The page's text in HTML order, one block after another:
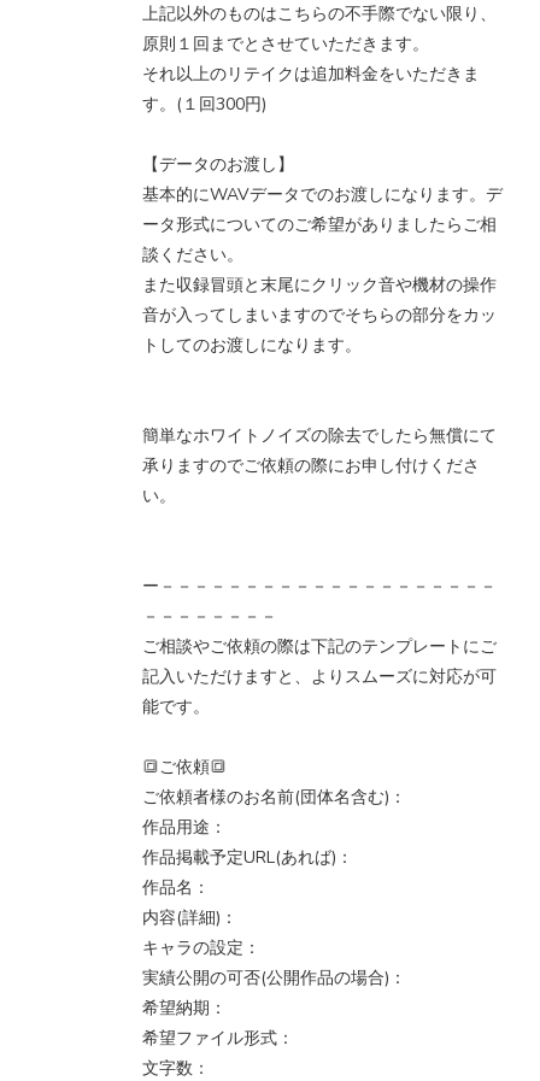
上記以外のものはこちらの不手際でない限り、
原則１回までとさせていただきます。
それ以上のリテイクは追加料金をいただきま
す。(１回300円)
【データのお渡し】
基本的にWAVデータでのお渡しになります。デ
ータ形式についてのご希望がありましたらご相
談ください。
また収録冒頭と末尾にクリック音や機材の操作
音が入ってしまいますのでそちらの部分をカッ
トしてのお渡しになります。
簡単なホワイトノイズの除去でしたら無償にて
承りますのでご依頼の際にお申し付けくださ
い。
ー－－－－－－－－－－－－－－－－－－－－
－－－－－－－－
ご相談やご依頼の際は下記のテンプレートにご
記入いただけますと、よりスムーズに対応が可
能です。
🔳ご依頼🔳
ご依頼者様のお名前(団体名含む)：
作品用途：
作品掲載予定URL(あれば)：
作品名：
内容(詳細)：
キャラの設定：
実績公開の可否(公開作品の場合)：
希望納期：
希望ファイル形式：
文字数：